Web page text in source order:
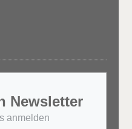
Newsletter
anmelden